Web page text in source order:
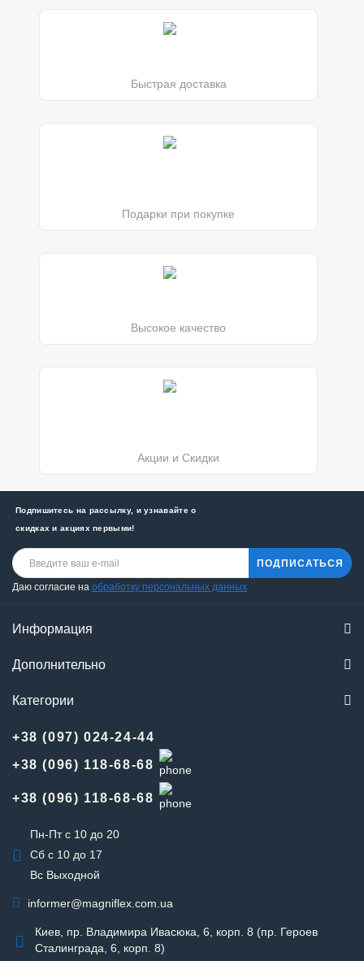
Быстрая доставка
Подарки при покупке
Высокое качество
Акции и Скидки
Подпишитесь на рассылку, и узнавайте о
скидках и акциях первыми!
ПОДПИСАТЬСЯ
Даю согласие на обработку персональных данных
Информация
Дополнительно
Категории
+38 (097) 024-24-44
+38 (096) 118-68-68
+38 (096) 118-68-68
Пн-Пт с 10 до 20
Сб с 10 до 17
Вс Выходной
informer@magniflex.com.ua
Киев, пр. Владимира Ивасюка, 6, корп. 8 (пр. Героев
Сталинграда, 6, корп. 8)